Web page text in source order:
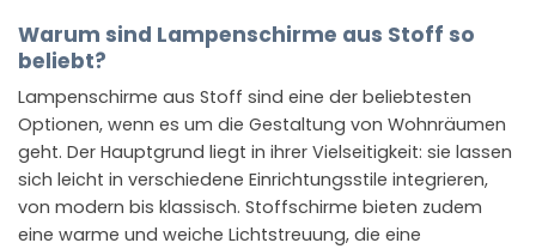
Warum sind Lampenschirme aus Stoff so
beliebt?
Lampenschirme aus Stoff sind eine der beliebtesten
Optionen, wenn es um die Gestaltung von Wohnräumen
geht. Der Hauptgrund liegt in ihrer Vielseitigkeit: sie lassen
sich leicht in verschiedene Einrichtungsstile integrieren,
von modern bis klassisch. Stoffschirme bieten zudem
eine warme und weiche Lichtstreuung, die eine